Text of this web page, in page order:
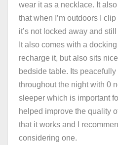
wear it as a necklace. It
that when I’m outdoors I
it’s not locked away and
It also comes with a
recharge it, but also sits
bedside table. Its
throughout the night with 0
sleeper which is important
helped improve the quality
that it works and I
considering one.